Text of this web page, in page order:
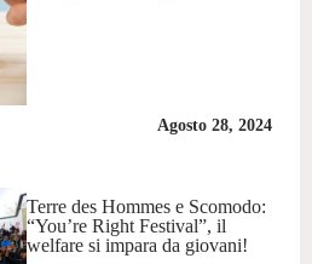
Agosto 28, 2024
Terre des Hommes e Scomodo:
“You’re Right Festival”, il
welfare si impara da giovani!